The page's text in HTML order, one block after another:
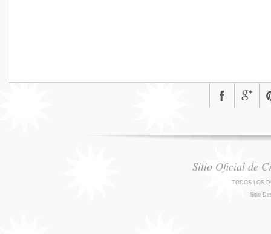
Sitio Oficial de
TODOS LOS
Sitio